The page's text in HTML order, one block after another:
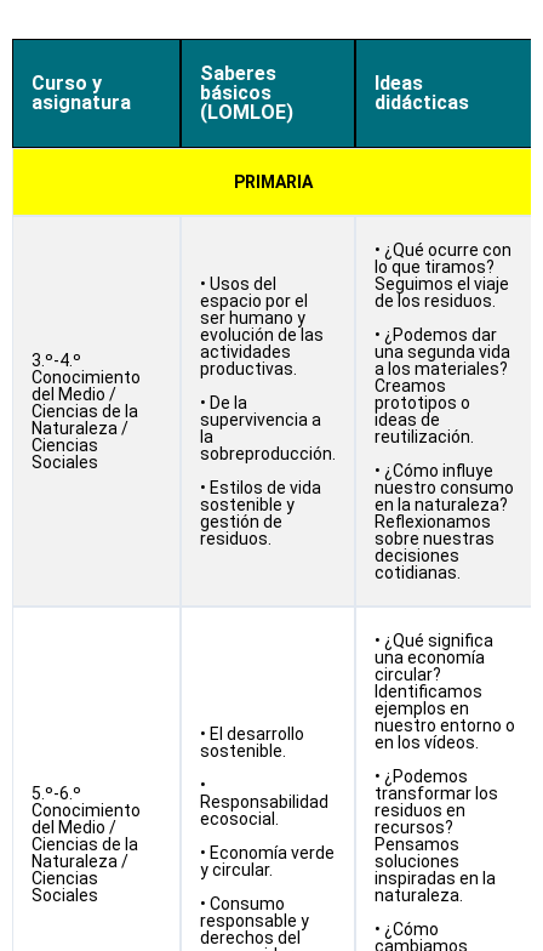
Curso y
asignatura
Saberes
básicos
(LOMLOE)
Ideas
didácticas
PRIMARIA
3.º-4.º
Conocimiento
del Medio /
Ciencias de la
Naturaleza /
Ciencias
Sociales
• Usos del
espacio por el
ser humano y
evolución de las
actividades
productivas.
• De la
supervivencia a
la
sobreproducción.
• Estilos de vida
sostenible y
gestión de
residuos.
• ¿Qué ocurre con
lo que tiramos?
Seguimos el viaje
de los residuos.
• ¿Podemos dar
una segunda vida
a los materiales?
Creamos
prototipos o
ideas de
reutilización.
• ¿Cómo influye
nuestro consumo
en la naturaleza?
Reflexionamos
sobre nuestras
decisiones
cotidianas.
5.º-6.º
Conocimiento
del Medio /
Ciencias de la
Naturaleza /
Ciencias
Sociales
• El desarrollo
sostenible.
•
Responsabilidad
ecosocial.
• Economía verde
y circular.
• Consumo
responsable y
derechos del
• ¿Qué significa
una economía
circular?
Identificamos
ejemplos en
nuestro entorno o
en los vídeos.
• ¿Podemos
transformar los
residuos en
recursos?
Pensamos
soluciones
inspiradas en la
naturaleza.
• ¿Cómo
cambiamos